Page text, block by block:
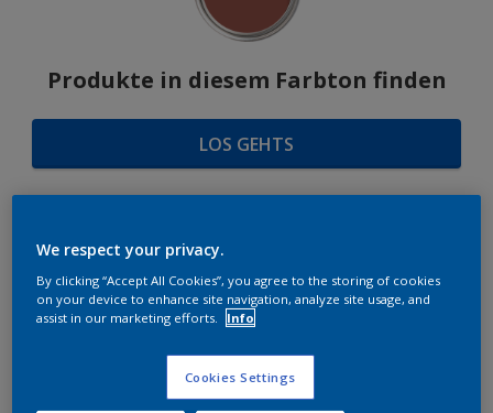
Produkte in diesem Farbton finden
LOS GEHTS
FARBAUSWAHL
Das perfekte Weiß
We respect your privacy.
By clicking “Accept All Cookies”, you agree to the storing of cookies
on your device to enhance site navigation, analyze site usage, and
assist in our marketing efforts.
Info
Cookies Settings